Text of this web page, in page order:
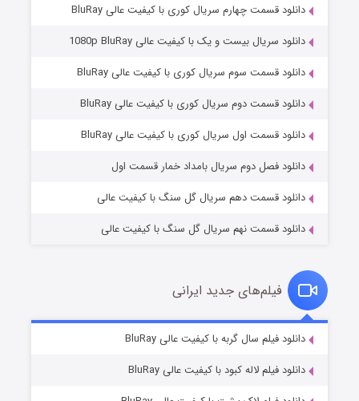
مردگان متحرک: شهر مرده ۳
قسمت۲ (زیرنویس) منتشر شد
قسمت۷ (زیرنویس) منتشر شد
دانلود قسمت چهارم سریال کوری با کیفیت عالی BluRay
دانلود سریال بیست و یک با کیفیت عالی 1080p BluRay
دانلود قسمت سوم سریال کوری با کیفیت عالی BluRay
دانلود قسمت دوم سریال کوری با کیفیت عالی BluRay
دانلود قسمت اول سریال کوری با کیفیت عالی BluRay
دانلود فصل دوم سریال بامداد خمار قسمت اول
دانلود قسمت دهم سریال گل سنگ با کیفیت عالی
دانلود قسمت نهم سریال گل سنگ با کیفیت عالی
فیلم‌های جدید ایرانی
دانلود فیلم سال گربه با کیفیت عالی BluRay
دانلود فیلم لاله کبود با کیفیت عالی BluRay